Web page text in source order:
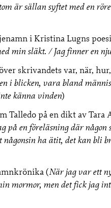
är sällan syftet med en
i Kristina Lugns
min släkt. / Jag finner en
skrivandets var, när,
i blicken, vara bland
känna vinden)
Talledo på en dikt av Tara
på en föreläsning där
ha ätit, det kan bli
(När jag var ett
mormor, men det fick jag